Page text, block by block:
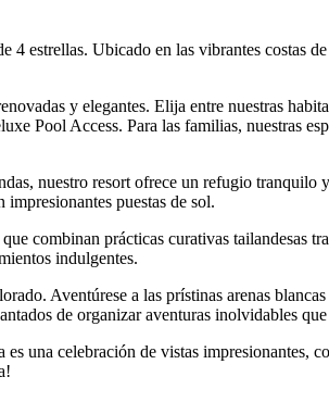
estrellas. Ubicado en las vibrantes costas
y elegantes. Elija entre nuestras
Pool Access. Para las familias, nuestras
nuestro resort ofrece un refugio tranquilo
puestas de sol.
combinan prácticas curativas tailandesas
indulgentes.
Aventúrese a las prístinas arenas
de organizar aventuras inolvidables
una celebración de vistas impresionantes,